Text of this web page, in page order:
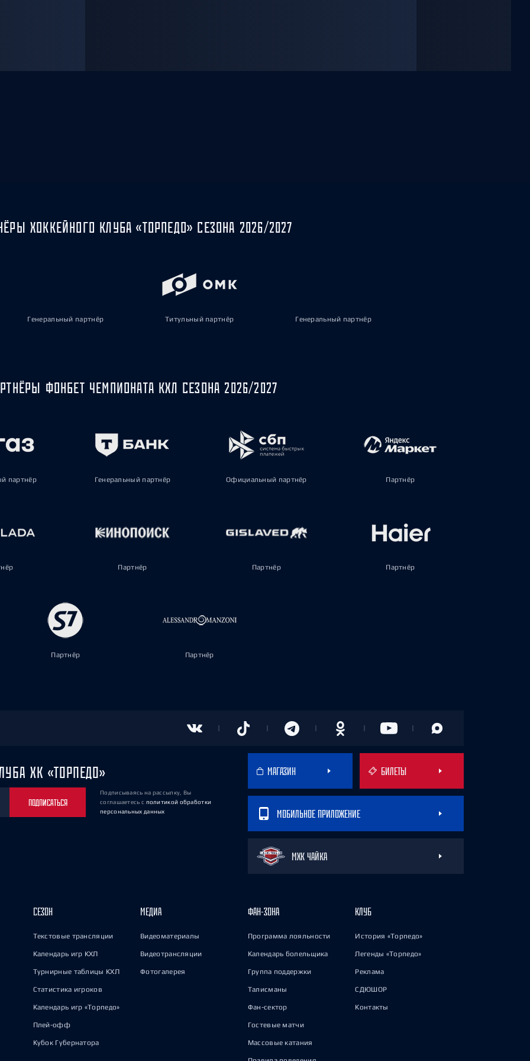
ХОККЕЙНОГО КЛУБА «ТОРПЕДО» СЕЗОНА 2026/2027
Генеральный партнёр Титульный партнёр Генеральный партнёр
ФОНБЕТ ЧЕМПИОНАТА КХЛ СЕЗОНА 2026/2027
партнёр Генеральный партнёр Официальный партнёр Партнёр
Партнёр Партнёр Партнёр
Партнёр Партнёр
ХК «ТОРПЕДО»
ПОДПИСАТЬСЯ
Подписываясь на рассылку, Вы
соглашаетесь с политикой обработки
персональных данных
МАГАЗИН БИЛЕТЫ
МОБИЛЬНОЕ ПРИЛОЖЕНИЕ
МХК ЧАЙКА
СЕЗОН
Текстовые трансляции
Календарь игр КХЛ
Турнирные таблицы КХЛ
Статистика игроков
Календарь игр «Торпедо»
Плей-офф
Кубок Губернатора
МЕДИА
Видеоматериалы
Видеотрансляции
Фотогалерея
ФАН-ЗОНА
Программа лояльности
Календарь болельщика
Группа поддержки
Талисманы
Фан-сектор
Гостевые матчи
Массовые катания
КЛУБ
История «Торпедо»
Легенды «Торпедо»
Реклама
СДЮШОР
Контакты